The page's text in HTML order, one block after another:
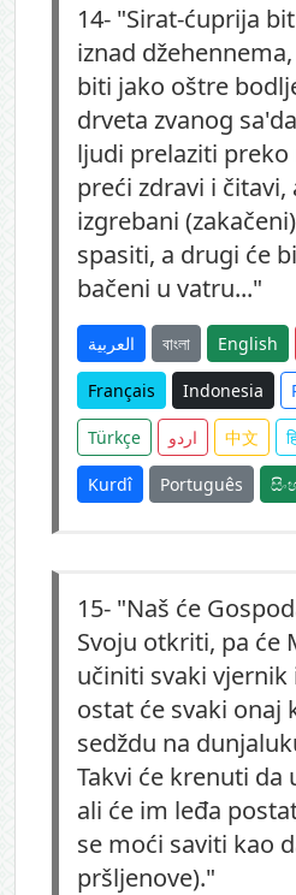
14- "Sirat-ćuprija
iznad
biti jako oštre
drveta zvanog
ljudi prelaziti preko
preći zdravi i čitavi,
izgrebani
spasiti, a drugi će
bačeni u vatru..."
العربية বাংলা English
Français Indonesia
Türkçe اردو 中文
Kurdî Português
15- "Naš će
Svoju otkriti, pa će
učiniti svaki vjernik
ostat će svaki onaj
sedždu na
Takvi će krenuti da
ali će im leđa
se moći saviti kao
pršljenove)."